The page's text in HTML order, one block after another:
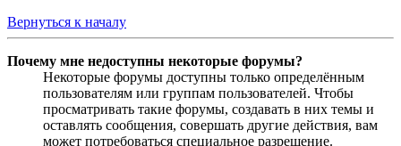
Вернуться к началу
Почему мне недоступны некоторые форумы?
Некоторые форумы доступны только определённым
пользователям или группам пользователей. Чтобы
просматривать такие форумы, создавать в них темы и
оставлять сообщения, совершать другие действия, вам
может потребоваться специальное разрешение.